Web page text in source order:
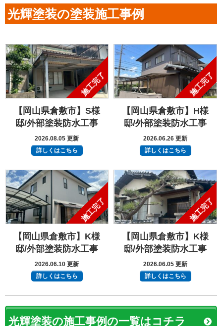
光輝塗装の塗装施工事例
施工完了
【岡山県倉敷市】S様
邸/外部塗装防水工事
2026.08.05 更新
詳しくはこちら
施工完了
【岡山県倉敷市】H様
邸/外部塗装防水工事
2026.06.26 更新
詳しくはこちら
施工完了
【岡山県倉敷市】K様
邸/外部塗装防水工事
2026.06.10 更新
詳しくはこちら
施工完了
【岡山県倉敷市】K様
邸/外部塗装防水工事
2026.06.05 更新
詳しくはこちら
光輝塗装の施工事例の一覧はコチラ